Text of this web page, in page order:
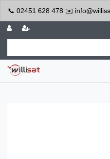
📞 02451 628 478 ✉️